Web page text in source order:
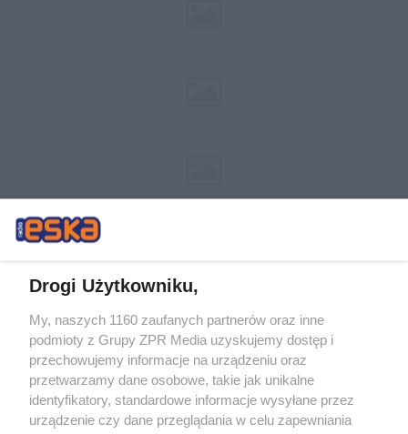
Żaden utwór zamieszczony w serwisie nie może być powielany i
rozpowszechniany lub dalej rozpowszechniany w jakikolwiek sposób (w
tym także elektroniczny lub mechaniczny) na jakimkolwiek polu
eksploatacji w jakiejkolwiek formie, włącznie z umieszczaniem w Internecie
bez pisemnej zgody właściciela praw. Jakiekolwiek użycie lub
wykorzystanie utworów w całości lub w części z naruszeniem prawa, tzn.
bez właściwej zgody, jest zabronione pod groźbą kary i może być ścigane
prawnie.
Drogi Użytkowniku,
My, naszych 1160 zaufanych partnerów oraz inne
podmioty z Grupy ZPR Media uzyskujemy dostęp i
przechowujemy informacje na urządzeniu oraz
przetwarzamy dane osobowe, takie jak unikalne
identyfikatory, standardowe informacje wysyłane przez
urządzenie czy dane przeglądania w celu zapewniania